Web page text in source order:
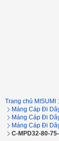
Trang chủ MISUMI
Máng Cáp Đi
Máng Cáp Đi
Máng Cáp Đi
C-MPD32-80-